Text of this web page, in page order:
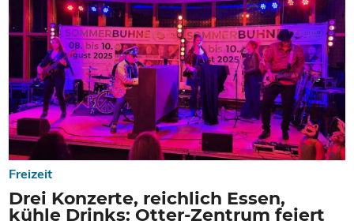
Freizeit
Drei Konzerte, reichlich Essen,
kühle Drinks: Otter-Zentrum feiert